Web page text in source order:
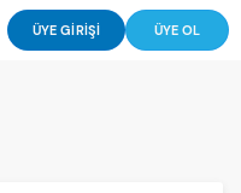
ÜYE GİRİŞİ ÜYE OL